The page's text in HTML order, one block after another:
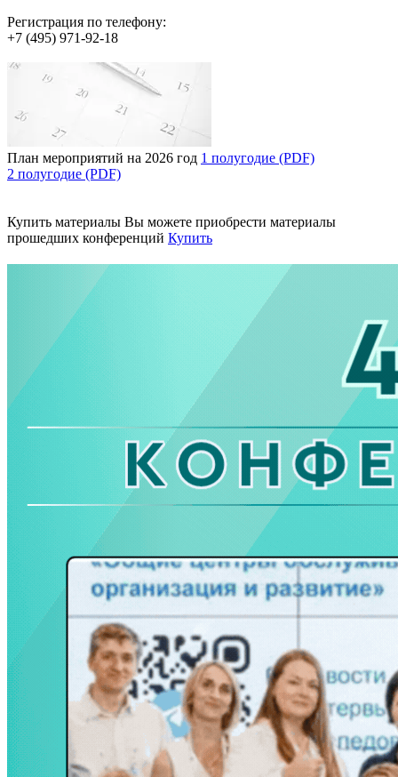
Регистрация по телефону:
+7 (495) 971-92-18
План мероприятий на 2026 год 1 полугодие (PDF)
2 полугодие (PDF)
Купить материалы Вы можете приобрести материалы
прошедших конференций Купить